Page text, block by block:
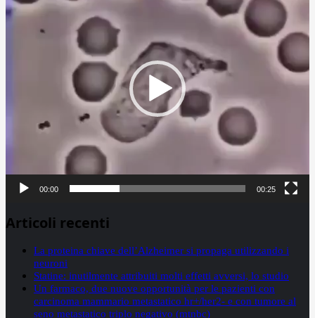
00:00 00:25
Articoli recenti
La proteina chiave dell’Alzheimer si propaga utilizzando i
neuroni
Statine: inutilmente attribuiti molti effetti avversi, lo studio
Un farmaco, due nuove opportunità per le pazienti con
carcinoma mammario metastatico hr+/her2- e con tumore al
seno metastatico triplo negativo (mtnbc)